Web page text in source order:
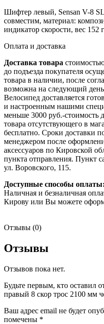
Шифтер левый, Sensan V-8
совместим, материал:
индикатор скорости, вес 152
Оплата и доставка
Доставка товара
до подъезда покупателя
товара в наличии, после
возможна на следующий день
Велосипед доставляется
и настроенным нашими
меньше 3000 руб.-стоимость
товара отсутствующего в
бесплатно. Сроки доставки
менеджером после
аксессуаров по Кировской
пункта отправления. Пункт
ул. Воровского, 115.
Доступные способы оплаты:
Наличная и безналичная
Кирову или Вы можете
Отзывы (0)
Отзывы
Отзывов пока нет.
Будьте первым, кто оставил
правый 8 скор трос 2100 мм
Ваш адрес email не будет
помечены *